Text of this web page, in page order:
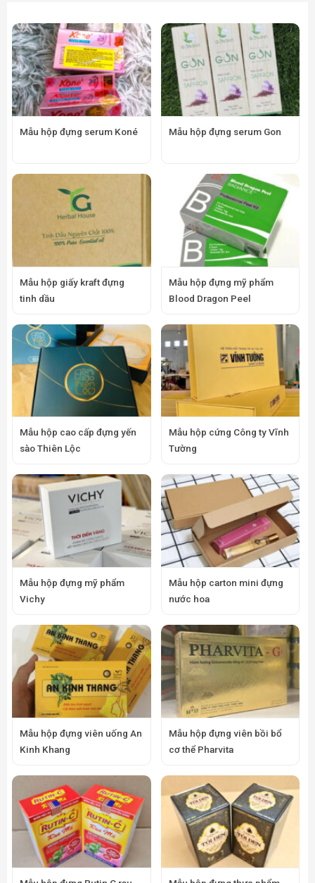
Mẫu hộp đựng serum Koné Mẫu hộp đựng serum Gon
Mẫu hộp giấy kraft đựng
tinh dầu
Mẫu hộp đựng mỹ phẩm
Blood Dragon Peel
Mẫu hộp cao cấp đựng yến
sào Thiên Lộc
Mẫu hộp cứng Công ty Vĩnh
Tường
Mẫu hộp đựng mỹ phẩm
Vichy
Mẫu hộp carton mini đựng
nước hoa
Mẫu hộp đựng viên uống An
Kinh Khang
Mẫu hộp đựng viên bồi bổ
cơ thể Pharvita